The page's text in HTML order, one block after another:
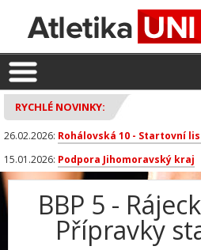
RYCHLÉ NOVINKY:
26.02.2026: Rohálovská 10 - Startovní
15.01.2026: Podpora Jihomoravský kraj
BBP 5 -
Přípravky